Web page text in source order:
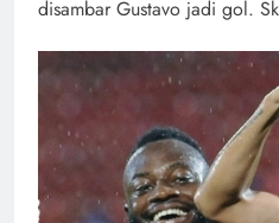
disambar Gustavo jadi gol.